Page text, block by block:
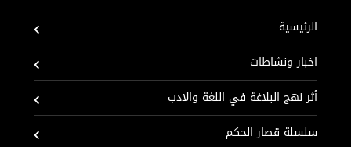
الرئيسية
اخبار ونشاطات
أثر نهج البلاغة في اللغة والادب
سلسلة قصار الحكم